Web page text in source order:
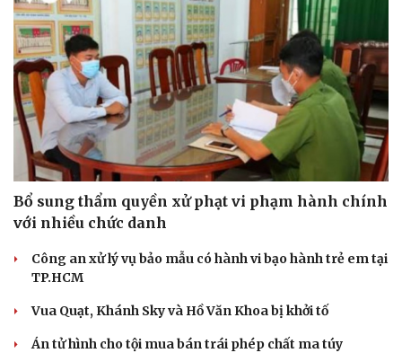
Bổ sung thẩm quyền xử phạt vi phạm hành chính
với nhiều chức danh
Công an xử lý vụ bảo mẫu có hành vi bạo hành trẻ em tại
TP.HCM
Vua Quạt, Khánh Sky và Hồ Văn Khoa bị khởi tố
Án tử hình cho tội mua bán trái phép chất ma túy